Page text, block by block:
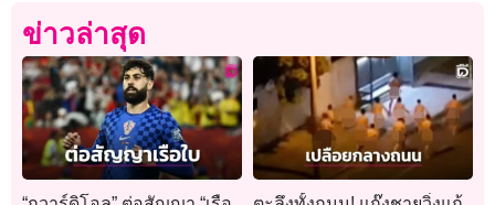
ข่าวล่าสุด